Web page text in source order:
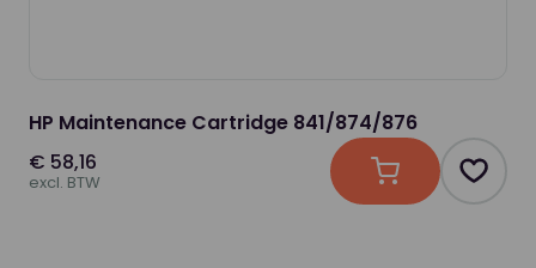
HP Maintenance Cartridge 841/874/876
€ 58,16
excl. BTW In winkelwagen